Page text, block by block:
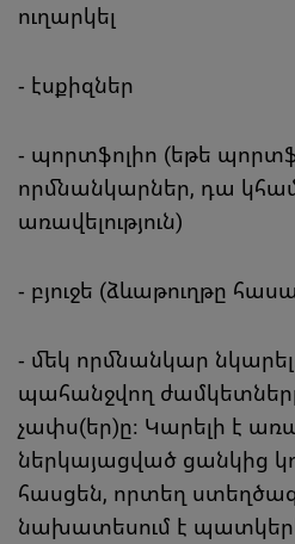
ուղարկել
- էսքիզներ
- պորտֆոլիո (եթե
որմնանկարներ, դա
առավելություն)
- բյուջե (ձևաթուղթը
- մեկ որմնանկար
պահանջվող
չափս(եր)ը։ Կարելի է
ներկայացված ցանկից
հասցեն, որտեղ
նախատեսում է